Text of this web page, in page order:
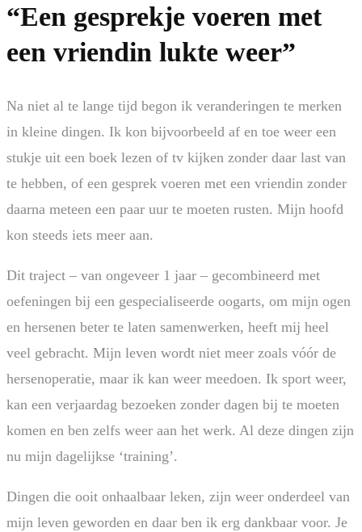
“Een gesprekje voeren met
een vriendin lukte weer”
Na niet al te lange tijd begon ik veranderingen te merken
in kleine dingen. Ik kon bijvoorbeeld af en toe weer een
stukje uit een boek lezen of tv kijken zonder daar last van
te hebben, of een gesprek voeren met een vriendin zonder
daarna meteen een paar uur te moeten rusten. Mijn hoofd
kon steeds iets meer aan.
Dit traject – van ongeveer 1 jaar – gecombineerd met
oefeningen bij een gespecialiseerde oogarts, om mijn ogen
en hersenen beter te laten samenwerken, heeft mij heel
veel gebracht. Mijn leven wordt niet meer zoals vóór de
hersenoperatie, maar ik kan weer meedoen. Ik sport weer,
kan een verjaardag bezoeken zonder dagen bij te moeten
komen en ben zelfs weer aan het werk. Al deze dingen zijn
nu mijn dagelijkse ‘training’.
Dingen die ooit onhaalbaar leken, zijn weer onderdeel van
mijn leven geworden en daar ben ik erg dankbaar voor. Je